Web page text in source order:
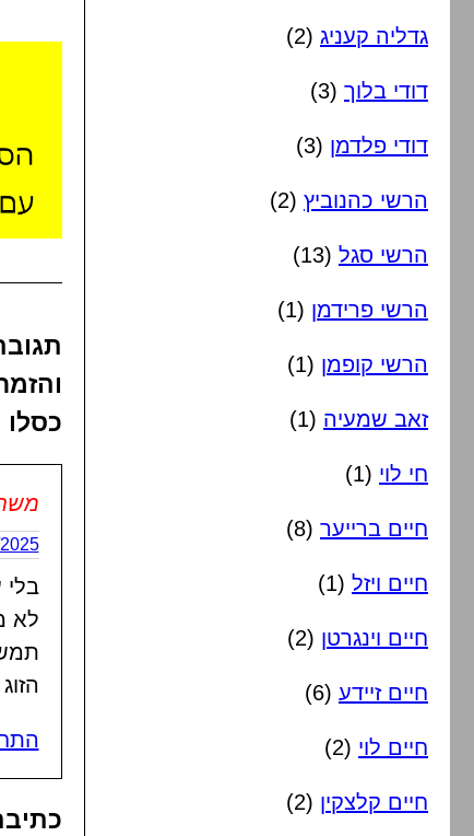
16/12/
לא
גדליה קעניג (2)
דודי בלוך (3)
דודי פלדמן (3)
הרשי כהנוביץ (2)
הרשי סגל (13)
הרשי פרידמן (1)
הרשי קופמן (1)
זאב שמעיה (1)
חי לוי (1)
חיים ברייער (8)
חיים ויזל (1)
חיים וינגרטן (2)
חיים זיידע (6)
חיים לוי (2)
חיים קלצקין (2)